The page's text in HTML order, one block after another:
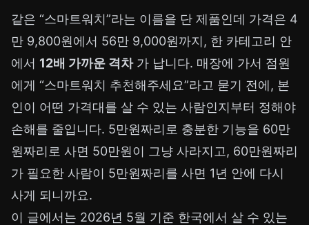
같은 “스마트워치”라는 이름을 단 제품인데 가격은 4
만 9,800원에서 56만 9,000원까지, 한 카테고리 안
에서 12배 가까운 격차가 납니다. 매장에 가서 점원
에게 “스마트워치 추천해주세요”라고 묻기 전에, 본
인이 어떤 가격대를 살 수 있는 사람인지부터 정해야
손해를 줄입니다. 5만원짜리로 충분한 기능을 60만
원짜리로 사면 50만원이 그냥 사라지고, 60만원짜리
가 필요한 사람이 5만원짜리를 사면 1년 안에 다시
사게 되니까요.
이 글에서는 2026년 5월 기준 한국에서 살 수 있는